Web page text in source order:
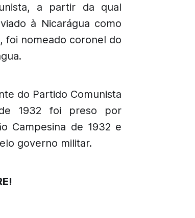
a partir da qual
à Nicarágua como
foi nomeado coronel do
do Partido Comunista
1932 foi preso por
Campesina de 1932 e
governo militar.